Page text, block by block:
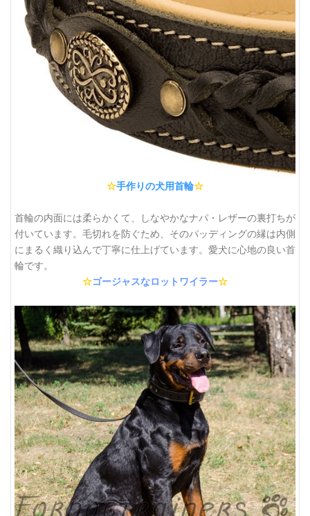
☆手作りの犬用首輪☆
首輪の内面には柔らかくて、しなやかなナパ・レザーの裏打ちが
付いています。毛切れを防ぐため、そのパッディングの縁は内側
にまるく織り込んで丁寧に仕上げています。愛犬に心地の良い首
輪です。
☆ゴージャスなロットワイラー☆